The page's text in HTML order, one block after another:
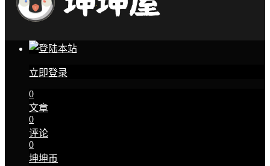
立即登录
0
文章
0
评论
0
坤坤币